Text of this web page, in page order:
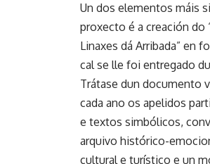
Un dos elementos máis
proxecto é a creación do
Linaxes dá Arribada” en
cal se lle foi entregado
Trátase dun documento
cada ano os apelidos
e textos simbólicos,
arquivo histórico-
cultural e turístico e un